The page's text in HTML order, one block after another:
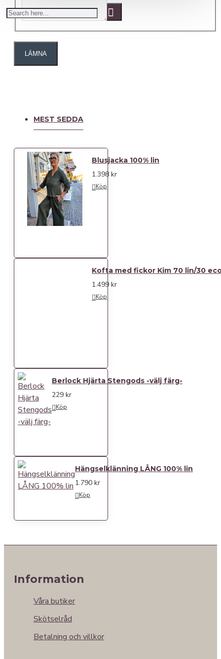
LÄMNA
MEST SEDDA
Blusjacka 100% lin
1.398 kr
Köp
Kofta med fickor Kim 70 lin/30
1.499 kr
Köp
Berlock Hjärta Stengods -välj färg-
229 kr
Köp
Hängselklänning LÅNG 100% lin
1.790 kr
Köp
Information
Våra butiker
Skötselråd
Betalning och villkor